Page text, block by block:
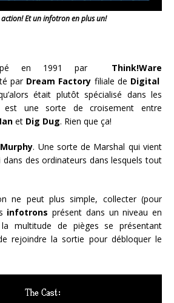
Et un infotron en plus un!
en 1991 par Think!Ware
par Dream Factory filiale de Digital
était plutôt spécialisé dans les
est une sorte de croisement entre
et Dig Dug. Rien que ça!
Murphy. Une sorte de Marshal qui vient
dans des ordinateurs dans lesquels tout
ne peut plus simple, collecter (pour
infotrons présent dans un niveau en
multitude de pièges se présentant
rejoindre la sortie pour débloquer le